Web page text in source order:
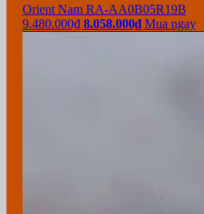
Orient Nam RA-AA0B05R19B
9.480.000₫ 8.058.000₫Mua ngay